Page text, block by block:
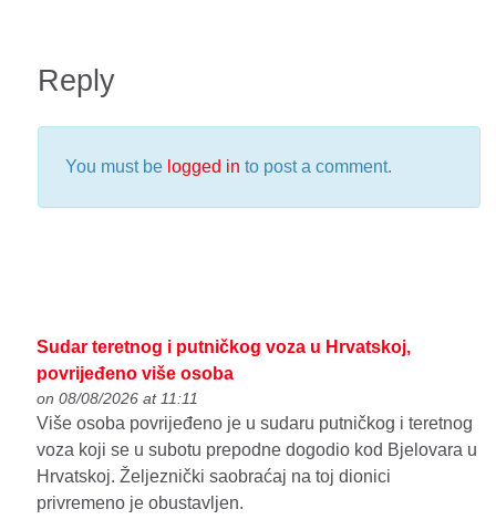
Reply
You must be logged in to post a comment.
Sudar teretnog i putničkog voza u Hrvatskoj,
povrijeđeno više osoba
on 08/08/2026 at 11:11
Više osoba povrijeđeno je u sudaru putničkog i teretnog
voza koji se u subotu prepodne dogodio kod Bjelovara u
Hrvatskoj. Željeznički saobraćaj na toj dionici
privremeno je obustavljen.